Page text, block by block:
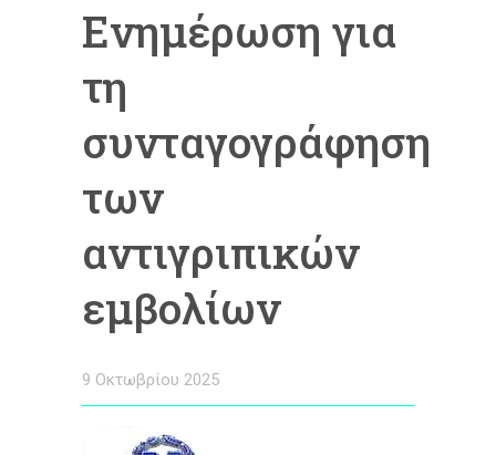
Ενημέρωση για
τη
συνταγογράφηση
των
αντιγριπικών
εμβολίων
9 Οκτωβρίου 2025